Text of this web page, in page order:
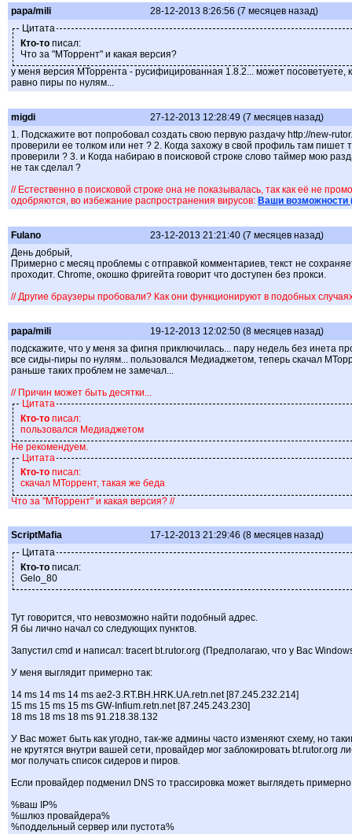
papa/mili
28-12-2013 8:26:56 (7 месяцев назад)
Цитата
Кто-то писал:
Что за "МТоррент" и какая версия?
у меня версия МТоррента - русифицированная 1.8.2... может посоветуете,
равно пиры по нулям...
migdi
27-12-2013 12:28:49 (7 месяцев назад)
1. Подскажите вот попробовал создать свою первую раздачу http://new-
проверили ее толком или нет ? 2. Когда захожу в свой профиль там
проверили ? 3. и Когда набираю в поисковой строке слово таймер мою
не так сделал ?
// Естественно в поисковой строке она не показывалась, так как её не
одобряются, во избежание распространения вирусов: Ваши возможности
Fulano
23-12-2013 21:21:40 (7 месяцев назад)
День добрый,
Примерно с месяц проблемы с отправкой комментариев, текст не
проходит. Chrome, окошко фригейта говорит что доступен без прокси.
// Другие браузеры пробовали? Как они функционируют в подобных
papa/mili
19-12-2013 12:02:50 (8 месяцев назад)
подскажите, что у меня за фигня приключилась... пару недель без инета
все сиды-пиры по нулям... пользовался Медиаджетом, теперь скачал
раньше таких проблем не замечал...
// Причин может быть десятки...
Цитата
Кто-то писал:
пользовался Медиаджетом
Не рекомендуем.
Цитата
Кто-то писал:
скачал МТоррент, такая же беда
Что за "МТоррент" и какая версия? //
ScriptMafia
17-12-2013 21:29:46 (8 месяцев назад)
Цитата
Кто-то писал:
Gelo_80
Тут говорится, что невозможно найти подобный адрес.
Я бы лично начал со следующих пунктов.
Запустил cmd и написал: tracert bt.rutor.org (Предполагаю, что у Вас
У меня выглядит примерно так:
14 ms 14 ms 14 ms ae2-3.RT.BH.HRK.UA.retn.net [87.245.232.214]
15 ms 15 ms 15 ms GW-Infium.retn.net [87.245.243.230]
18 ms 18 ms 18 ms 91.218.38.132
У Вас может быть как угодно, так-же админы часто изменяют схему, но
не крутятся внутри вашей сети, провайдер мог заблокировать bt.rutor.org
мог получать список сидеров и пиров.
Если провайдер подменил DNS то трассировка может выглядеть примерно
%ваш IP%
%шлюз провайдера%
%поддельный сервер или пустота%